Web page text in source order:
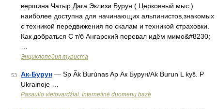
вершина Чатыр Дага Эклизи Бурун ( Церковный мыс )
наиболее доступна для начинающих альпинистов,знакомых
с техникой передвижения по скалам и техникой страховки.
Как добраться С т/б Ангарский перевал идём мимо&#8230;
Энциклопедия туриста
53 Ак-Бурун — Sp Ãk Burùnas Ap Ак Бурун/Ak Burun L kyš. P
Ukrainoje …
Pasaulio vietovardžiai. Internetinė duomenų bazė